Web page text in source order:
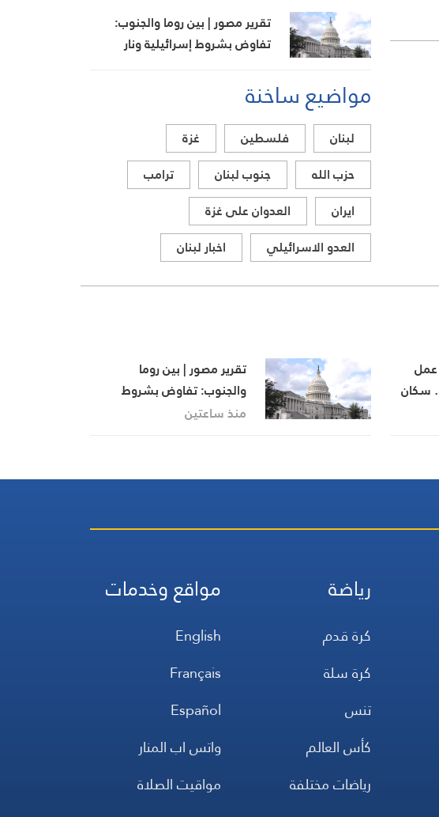
تقرير مصور | بين روما والجنوب:
تفاوض بشروط إسرائيلية ونار
مواضيع ساخنة
لبنان فلسطين
غزة
حزب الله
جنوب لبنان
ترامب
ايران
العدوان على غزة
العدو الاسرائيلي
اخبار لبنان
عمل
سكان
تقرير مصور | بين روما
والجنوب: تفاوض بشروط
إسرائيلية ونار مستمرة في
منذ ساعتين
رياضة
كرة قدم
كرة سلة
تنس
كأس العالم
رياضات مختلفة
مواقع وخدمات
English
Français
Español
واتس اب المنار
مواقيت الصلاة